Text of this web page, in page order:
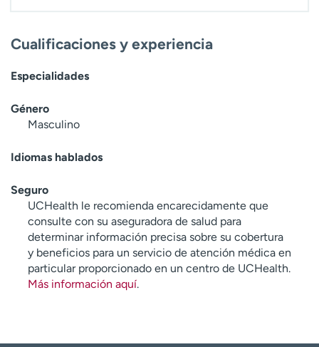
Cualificaciones y experiencia
Especialidades
Género
Masculino
Idiomas hablados
Seguro
UCHealth le recomienda encarecidamente que
consulte con su aseguradora de salud para
determinar información precisa sobre su cobertura
y beneficios para un servicio de atención médica en
particular proporcionado en un centro de UCHealth.
Más información aquí.